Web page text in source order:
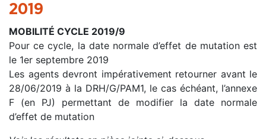
2019
MOBILITÉ CYCLE 2019/9
Pour ce cycle, la date normale d’effet de mutation est
le 1er septembre 2019
Les agents devront impérativement retourner avant le
28/06/2019 à la DRH/G/PAM1, le cas échéant, l’annexe
F (en PJ) permettant de modifier la date normale
d’effet de mutation